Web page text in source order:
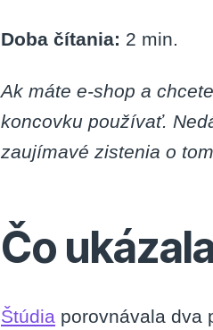
Doba čítania: 2 min.
Ak máte e-shop a
koncovku používať.
zaujímavé zistenia o
Čo
Štúdia porovnávala dva